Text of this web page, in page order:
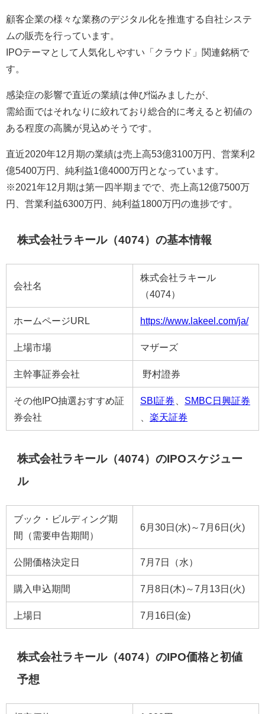
顧客企業の様々な業務のデジタル化を推進する自社システ
ムの販売を行っています。
IPOテーマとして人気化しやすい「クラウド」関連銘柄で
す。
感染症の影響で直近の業績は伸び悩みましたが、
需給面ではそれなりに絞れており総合的に考えると初値の
ある程度の高騰が見込めそうです。
直近2020年12月期の業績は売上高53億3100万円、営業利2
億5400万円、純利益1億4000万円となっています。
※2021年12月期は第一四半期までで、売上高12億7500万
円、営業利益6300万円、純利益1800万円の進捗です。
株式会社ラキール（4074）の基本情報
会社名
株式会社ラキール
（4074）
ホームページURL https://www.lakeel.com/ja/
上場市場 マザーズ
主幹事証券会社 野村證券
その他IPO抽選おすすめ証
券会社
SBI証券
SMBC日興証券
楽天証券
株式会社ラキール（4074）のIPOスケジュー
ル
ブック・ビルディング期
間（需要申告期間）
6月30日(水)～7月6日(火)
公開価格決定日 7月7日（水）
購入申込期間 7月8日(木)～7月13日(火)
上場日 7月16日(金)
株式会社ラキール（4074）のIPO価格と初値
予想